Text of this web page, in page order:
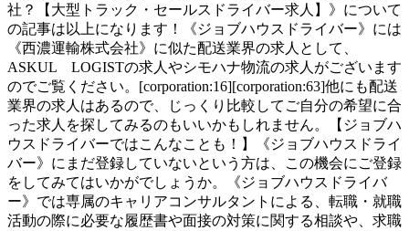
社？【大型トラック・セールスドライバー求人】》について
の記事は以上になります！《ジョブハウスドライバー》には
《西濃運輸株式会社》に似た配送業界の求人として、
ASKUL LOGISTの求人やシモハナ物流の求人がございます
のでご覧ください。[corporation:16][corporation:63]他にも配送
業界の求人はあるので、じっくり比較してご自分の希望に合
った求人を探してみるのもいいかもしれません。【ジョブハ
ウスドライバーではこんなことも！】《ジョブハウスドライ
バー》にまだ登録していないという方は、この機会にご登録
をしてみてはいかがでしょうか。《ジョブハウスドライバ
ー》では専属のキャリアコンサルタントによる、転職・就職
活動の際に必要な履歴書や面接の対策に関する相談や、求職